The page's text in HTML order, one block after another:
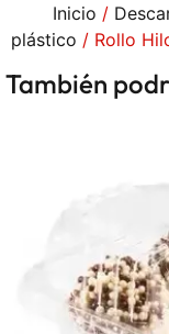
Inicio /
plástico / Rollo
También
usarlo